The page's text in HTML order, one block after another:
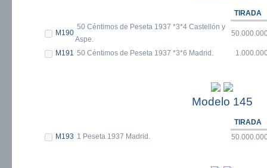
TIRADA
M190
50 Céntimos de Peseta 1937 *3*4 Castellón y
Aspe.
M191 50 Céntimos de Peseta 1937 *3*6 Madrid.
Modelo 145
TIRADA
M193 1 Peseta 1937 Madrid.